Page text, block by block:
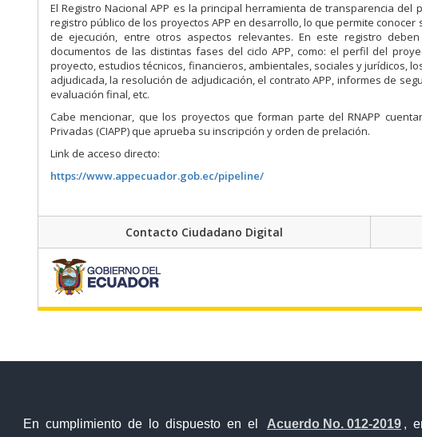
En cumplimiento de lo dispuesto en el Acuerdo No. 012-2019 ,
El Registro Nacional APP es la principal herramienta de transparencia
registro público de los proyectos APP en desarrollo, lo que permite
de ejecución, entre otros aspectos relevantes. En este registro
documentos de las distintas fases del ciclo APP, como: el perfil del
proyecto, estudios técnicos, financieros, ambientales, sociales y jurídicos,
adjudicada, la resolución de adjudicación, el contrato APP, informes de
evaluación final, etc.
Cabe mencionar, que los proyectos que forman parte del RNAPP
Privadas (CIAPP) que aprueba su inscripción y orden de prelación.
Link de acceso directo:
https://www.appecuador.gob.ec/pipeline/
Contacto Ciudadano Digital